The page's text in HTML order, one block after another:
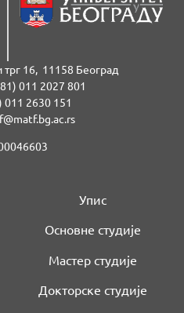
трг 16, 11158 Београд
011 2027 801
2630 151
Упис
Основне студије
Мастер студије
Докторске студије